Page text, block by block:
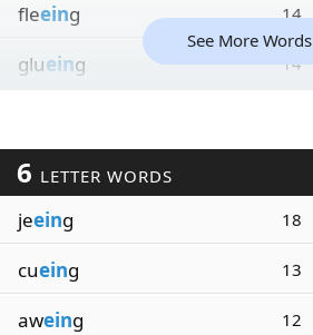
fleeing 14
glueing 14
See More Words
6 LETTER WORDS
jeeing 18
cueing 13
aweing 12